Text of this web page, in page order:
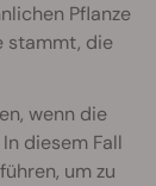
Pflanze
stammt, die
wenn die
diesem Fall
um zu